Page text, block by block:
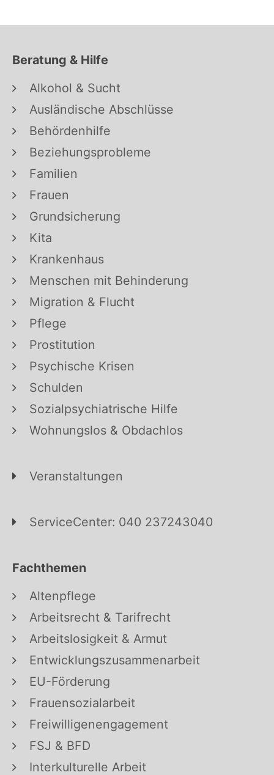
Beratung & Hilfe
Alkohol & Sucht
Ausländische Abschlüsse
Behördenhilfe
Beziehungsprobleme
Familien
Frauen
Grundsicherung
Kita
Krankenhaus
Menschen mit Behinderung
Migration & Flucht
Pflege
Prostitution
Psychische Krisen
Schulden
Sozialpsychiatrische Hilfe
Wohnungslos & Obdachlos
Veranstaltungen
ServiceCenter: 040 237243040
Fachthemen
Altenpflege
Arbeitsrecht & Tarifrecht
Arbeitslosigkeit & Armut
Entwicklungszusammenarbeit
EU-Förderung
Frauensozialarbeit
Freiwilligenengagement
FSJ & BFD
Interkulturelle Arbeit